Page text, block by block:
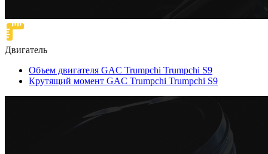
Двигатель
Объем двигателя GAC Trumpchi Trumpchi S9
Крутящий момент GAC Trumpchi Trumpchi S9